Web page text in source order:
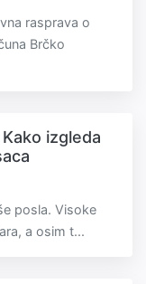
rasprava o
Brčko
izgleda
posla. Visoke
a osim t...